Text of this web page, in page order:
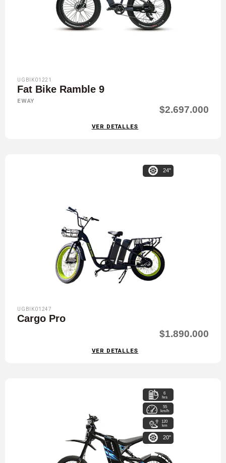
UGBIK01221
Fat Bike Ramble 9
EWAY
$2.697.000
VER DETALLES
24"
UGBIK01247
Cargo Pro
$1.890.000
VER DETALLES
6
hrs
55
km/h
120
km
20"